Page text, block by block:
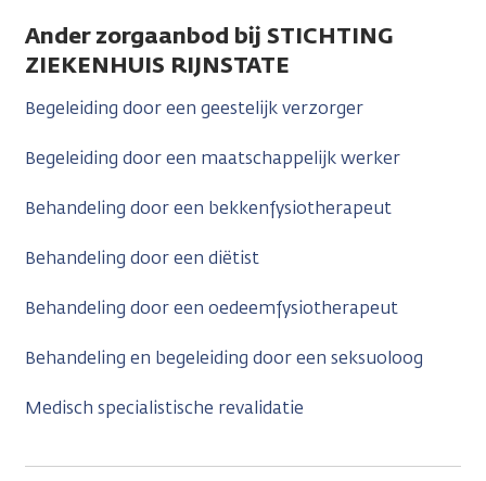
Ander zorgaanbod bij STICHTING
ZIEKENHUIS RIJNSTATE
Begeleiding door een geestelijk verzorger
Begeleiding door een maatschappelijk werker
Behandeling door een bekkenfysiotherapeut
Behandeling door een diëtist
Behandeling door een oedeemfysiotherapeut
Behandeling en begeleiding door een seksuoloog
Medisch specialistische revalidatie